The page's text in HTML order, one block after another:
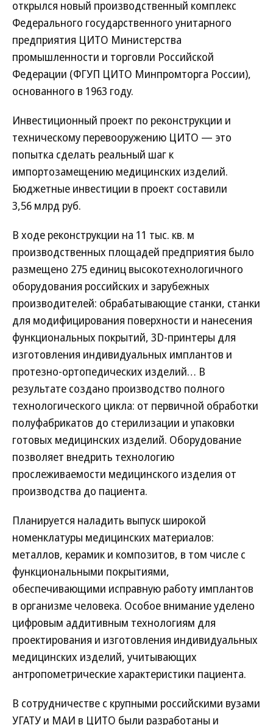
открылся новый производственный комплекс
Федерального государственного унитарного
предприятия ЦИТО Министерства
промышленности и торговли Российской
Федерации (ФГУП ЦИТО Минпромторга России),
основанного в 1963 году.
Инвестиционный проект по реконструкции и
техническому перевооружению ЦИТО — это
попытка сделать реальный шаг к
импортозамещению медицинских изделий.
Бюджетные инвестиции в проект составили
3,56 млрд руб.
В ходе реконструкции на 11 тыс. кв. м
производственных площадей предприятия было
размещено 275 единиц высокотехнологичного
оборудования российских и зарубежных
производителей: обрабатывающие станки, станки
для модифицирования поверхности и нанесения
функциональных покрытий, 3D-принтеры для
изготовления индивидуальных имплантов и
протезно-ортопедических изделий… В
результате создано производство полного
технологического цикла: от первичной обработки
полуфабрикатов до стерилизации и упаковки
готовых медицинских изделий. Оборудование
позволяет внедрить технологию
прослеживаемости медицинского изделия от
производства до пациента.
Планируется наладить выпуск широкой
номенклатуры медицинских материалов:
металлов, керамик и композитов, в том числе с
функциональными покрытиями,
обеспечивающими исправную работу имплантов
в организме человека. Особое внимание уделено
цифровым аддитивным технологиям для
проектирования и изготовления индивидуальных
медицинских изделий, учитывающих
антропометрические характеристики пациента.
В сотрудничестве с крупными российскими вузами
УГАТУ и МАИ в ЦИТО были разработаны и